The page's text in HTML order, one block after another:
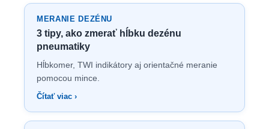
MERANIE DEZÉNU
3 tipy, ako zmerať hĺbku dezénu
pneumatiky
Hĺbkomer, TWI indikátory aj orientačné meranie
pomocou mince.
Čítať viac ›